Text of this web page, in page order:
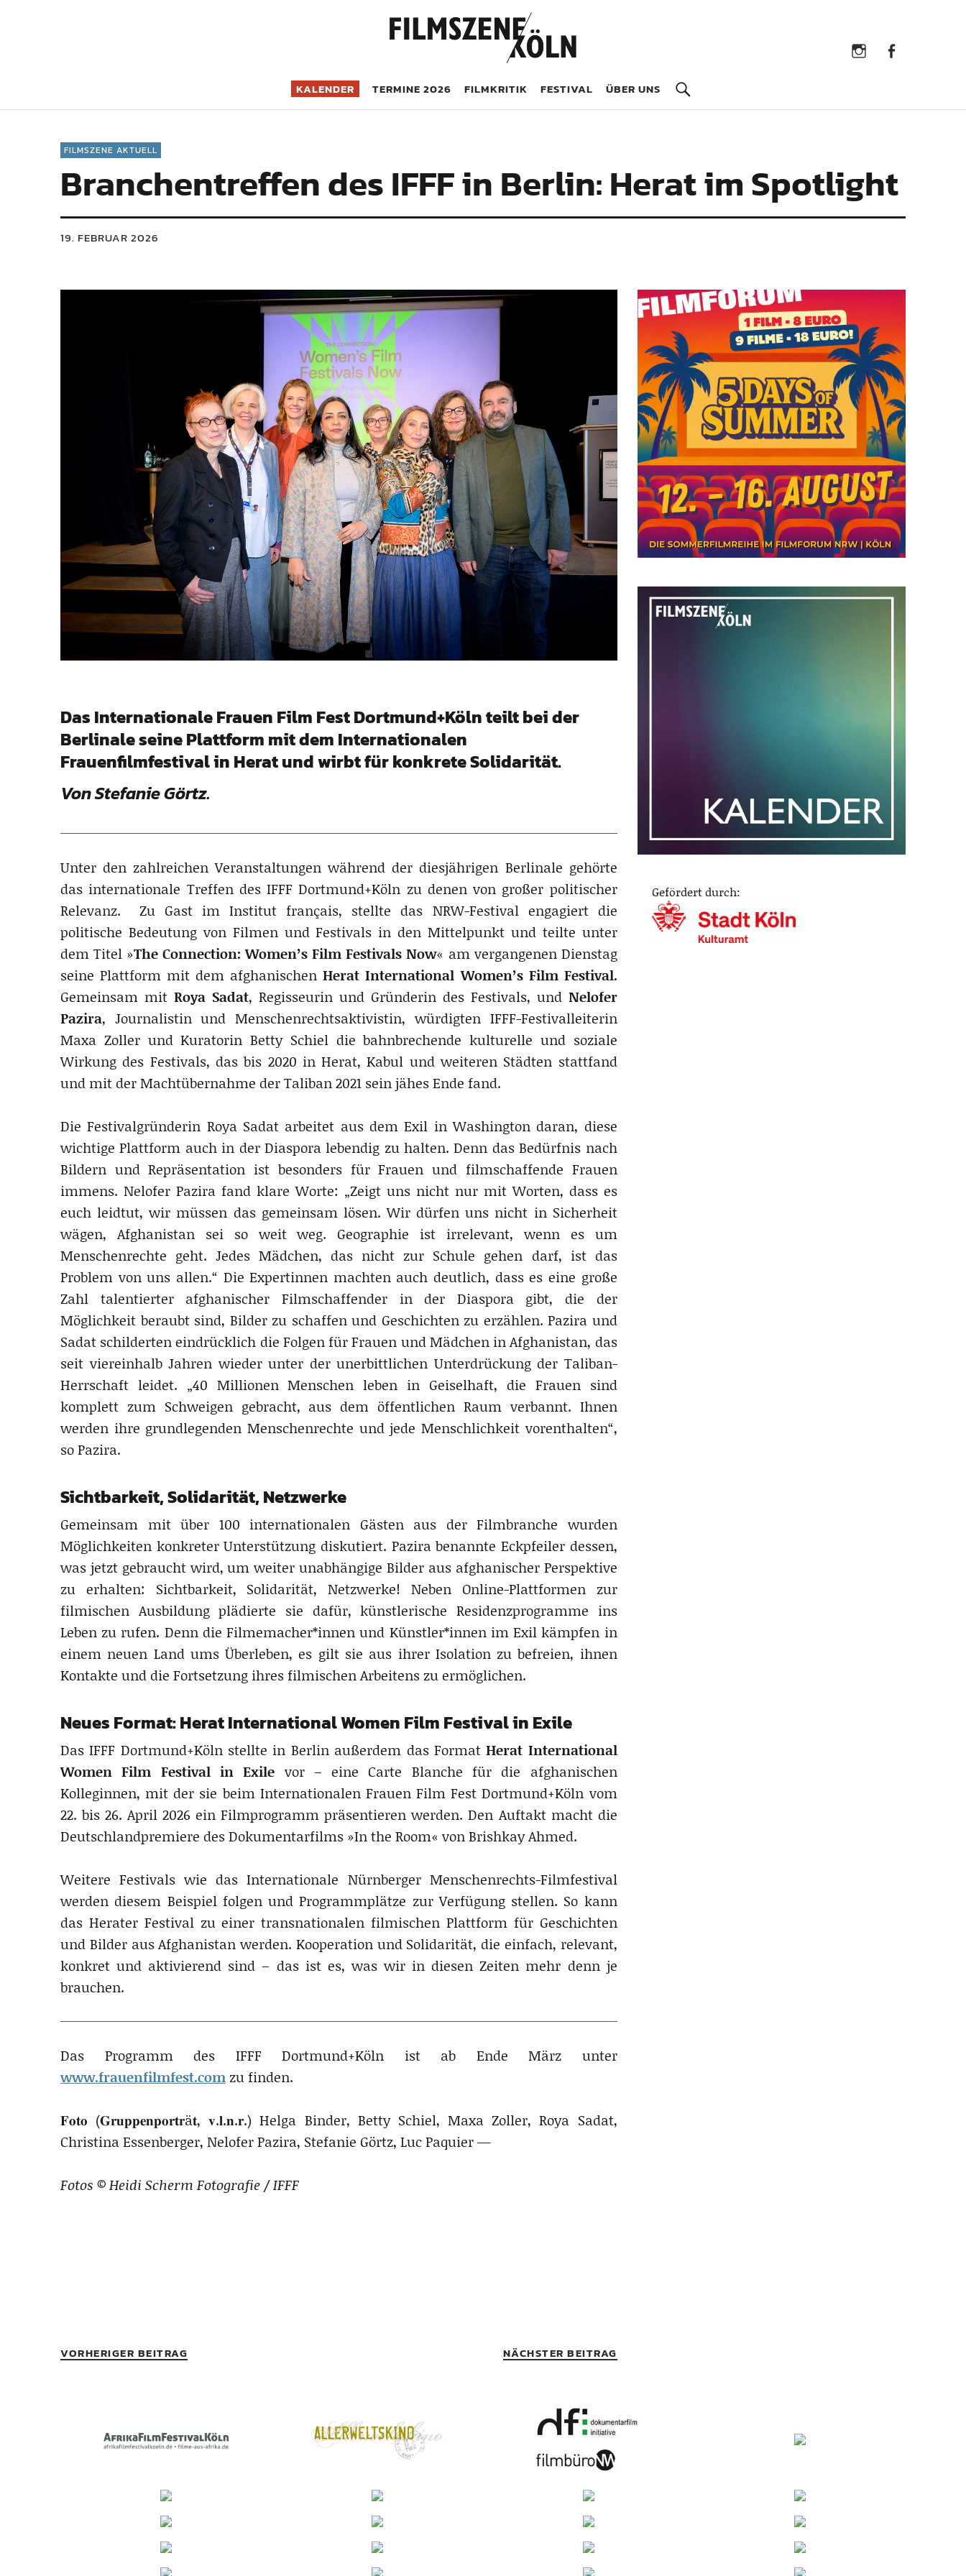
KALENDER TERMINE 2026 FILMKRITIK FESTIVAL ÜBER UNS
FILMSZENE AKTUELL
Branchentreffen des IFFF in Berlin: Herat im Spotlight
19. FEBRUAR 2026
Das Internationale Frauen Film Fest Dortmund+Köln teilt bei der
Berlinale seine Plattform mit dem Internationalen
Frauenfilmfestival in Herat und wirbt für konkrete Solidarität.
Von Stefanie Görtz.
Unter den zahlreichen Veranstaltungen während der diesjährigen Berlinale gehörte
das internationale Treffen des IFFF Dortmund+Köln zu denen von großer politischer
Relevanz. Zu Gast im Institut français, stellte das NRW-Festival engagiert die
politische Bedeutung von Filmen und Festivals in den Mittelpunkt und teilte unter
dem Titel »The Connection: Women’s Film Festivals Now« am vergangenen Dienstag
seine Plattform mit dem afghanischenHerat International Women’s Film Festival.
Gemeinsam mit Roya Sadat, Regisseurin und Gründerin des Festivals, und Nelofer
Pazira, Journalistin und Menschenrechtsaktivistin, würdigten IFFF-Festivalleiterin
Maxa Zoller und Kuratorin Betty Schiel die bahnbrechende kulturelle und soziale
Wirkung des Festivals, das bis 2020 in Herat, Kabul und weiteren Städten stattfand
und mit der Machtübernahme der Taliban 2021 sein jähes Ende fand.
Die Festivalgründerin Roya Sadat arbeitet aus dem Exil in Washington daran, diese
wichtige Plattform auch in der Diaspora lebendig zu halten. Denn das Bedürfnis nach
Bildern und Repräsentation ist besonders für Frauen und filmschaffende Frauen
immens. Nelofer Pazira fand klare Worte: „Zeigt uns nicht nur mit Worten, dass es
euch leidtut, wir müssen das gemeinsam lösen. Wir dürfen uns nicht in Sicherheit
wägen, Afghanistan sei so weit weg. Geographie ist irrelevant, wenn es um
Menschenrechte geht. Jedes Mädchen, das nicht zur Schule gehen darf, ist das
Problem von uns allen.“ Die Expertinnen machten auch deutlich, dass es eine große
Zahl talentierter afghanischer Filmschaffender in der Diaspora gibt, die der
Möglichkeit beraubt sind, Bilder zu schaffen und Geschichten zu erzählen. Pazira und
Sadat schilderten eindrücklich die Folgen für Frauen und Mädchen in Afghanistan, das
seit viereinhalb Jahren wieder unter der unerbittlichen Unterdrückung der Taliban-
Herrschaft leidet. „40 Millionen Menschen leben in Geiselhaft, die Frauen sind
komplett zum Schweigen gebracht, aus dem öffentlichen Raum verbannt. Ihnen
werden ihre grundlegenden Menschenrechte und jede Menschlichkeit vorenthalten“,
so Pazira.
Sichtbarkeit, Solidarität, Netzwerke
Gemeinsam mit über 100 internationalen Gästen aus der Filmbranche wurden
Möglichkeiten konkreter Unterstützung diskutiert. Pazira benannte Eckpfeiler dessen,
was jetzt gebraucht wird, um weiter unabhängige Bilder aus afghanischer Perspektive
zu erhalten: Sichtbarkeit, Solidarität, Netzwerke! Neben Online-Plattformen zur
filmischen Ausbildung plädierte sie dafür, künstlerische Residenzprogramme ins
Leben zu rufen. Denn die Filmemacher*innen und Künstler*innen im Exil kämpfen in
einem neuen Land ums Überleben, es gilt sie aus ihrer Isolation zu befreien, ihnen
Kontakte und die Fortsetzung ihres filmischen Arbeitens zu ermöglichen.
Neues Format: Herat International Women Film Festival in Exile
Das IFFF Dortmund+Köln stellte in Berlin außerdem das FormatHerat International
Women Film Festival in Exile vor – eine Carte Blanche für die afghanischen
Kolleginnen, mit der sie beim Internationalen Frauen Film Fest Dortmund+Köln vom
22. bis 26. April 2026 ein Filmprogramm präsentieren werden. Den Auftakt macht die
Deutschlandpremiere des Dokumentarfilms »In the Room« von Brishkay Ahmed.
Weitere Festivals wie das Internationale Nürnberger Menschenrechts-Filmfestival
werden diesem Beispiel folgen und Programmplätze zur Verfügung stellen. So kann
das Herater Festival zu einer transnationalen filmischen Plattform für Geschichten
und Bilder aus Afghanistan werden. Kooperation und Solidarität, die einfach, relevant,
konkret und aktivierend sind – das ist es, was wir in diesen Zeiten mehr denn je
brauchen.
Das Programm des IFFF Dortmund+Köln ist ab Ende März unter
www.frauenfilmfest.comzu finden.
𝐅𝐨𝐭𝐨 (𝐆𝐫𝐮𝐩𝐩𝐞𝐧𝐩𝐨𝐫𝐭𝐫ä𝐭, 𝐯.𝐥.𝐧.𝐫.) Helga Binder, Betty Schiel, Maxa Zoller, Roya Sadat,
Christina Essenberger, Nelofer Pazira, Stefanie Görtz, Luc Paquier —
Fotos © Heidi Scherm Fotografie / IFFF
VORHERIGER BEITRAG NÄCHSTER BEITRAG
Gefördert durch: